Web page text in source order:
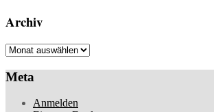
Archiv
Archiv
Meta
Anmelden